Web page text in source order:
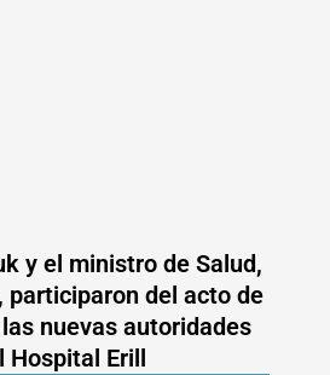
y el ministro de Salud,
participaron del acto de
nuevas autoridades
Hospital Erill